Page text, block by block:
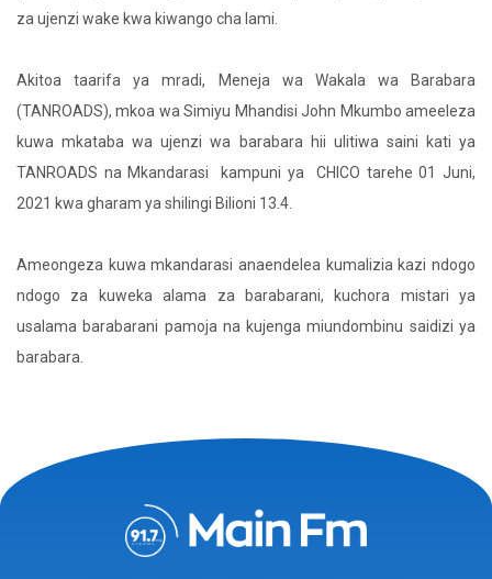
za ujenzi wake kwa kiwango cha lami.
Akitoa taarifa ya mradi, Meneja wa Wakala wa Barabara
(TANROADS), mkoa wa Simiyu Mhandisi John Mkumbo ameeleza
kuwa mkataba wa ujenzi wa barabara hii ulitiwa saini kati ya
TANROADS na Mkandarasi kampuni ya CHICO tarehe 01 Juni,
2021 kwa gharam ya shilingi Bilioni 13.4.
Ameongeza kuwa mkandarasi anaendelea kumalizia kazi ndogo
ndogo za kuweka alama za barabarani, kuchora mistari ya
usalama barabarani pamoja na kujenga miundombinu saidizi ya
barabara.